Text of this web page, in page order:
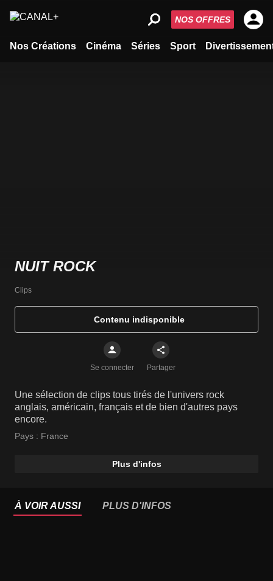
Nos Créations Cinéma Séries Sport
NOS OFFRES
NUIT ROCK
Clips
Contenu indisponible
Se connecter Partager
Une sélection de clips tous tirés de l'univers rock
anglais, américain, français et de bien d'autres pays
encore.
Pays : France
Plus d'infos
À VOIR AUSSI PLUS D'INFOS